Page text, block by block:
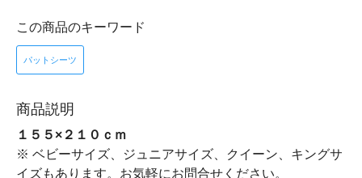
この商品のキーワード
パットシーツ
商品説明
１５５×２１０ｃｍ
※ ベビーサイズ、ジュニアサイズ、クイーン、キングサ
イズもあります。お気軽にお問合せください。